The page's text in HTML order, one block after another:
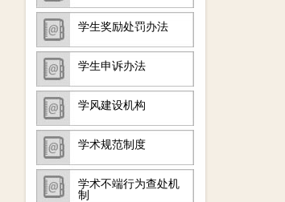
学生奖励处罚办法
学生申诉办法
学风建设机构
学术规范制度
学术不端行为查处机
制